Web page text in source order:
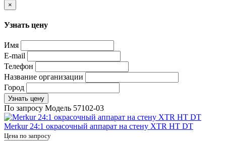
×
Узнать цену
Имя
E-mail
Телефон
Название организации
Город
Узнать цену
По запросу Модель 57102-03
Merkur 24:1 окрасочный аппарат на стену XTR HT DT
Цена по запросу